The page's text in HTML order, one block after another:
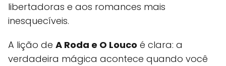
libertadoras e aos romances mais
inesquecíveis.
A lição de A Roda e O Louco é clara: a
verdadeira mágica acontece quando você